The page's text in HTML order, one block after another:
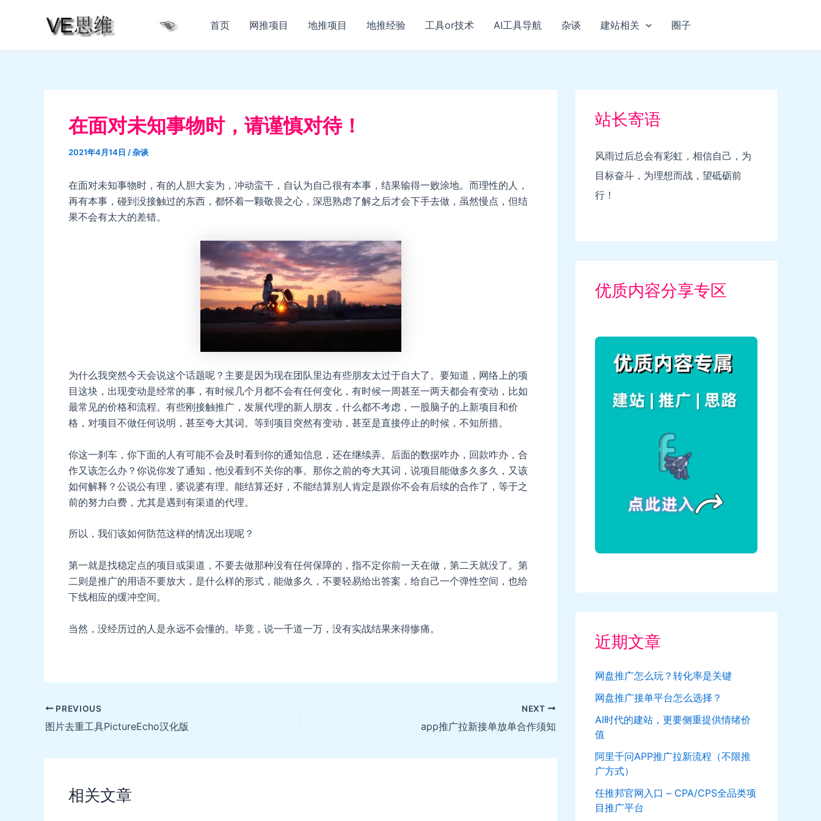
首页 网推项目 地推项目 地推经验 工具or技术 AI工具导航 杂谈 建站相关 圈子
在面对未知事物时，请谨慎对待！
2021年4月14日 /杂谈
在面对未知事物时，有的人胆大妄为，冲动蛮干，自认为自己很有本事，结果输得一败涂地。而理性的人，
再有本事，碰到没接触过的东西，都怀着一颗敬畏之心，深思熟虑了解之后才会下手去做，虽然慢点，但结
果不会有太大的差错。
为什么我突然今天会说这个话题呢？主要是因为现在团队里边有些朋友太过于自大了。要知道，网络上的项
目这块，出现变动是经常的事，有时候几个月都不会有任何变化，有时候一周甚至一两天都会有变动，比如
最常见的价格和流程。有些刚接触推广，发展代理的新人朋友，什么都不考虑，一股脑子的上新项目和价
格，对项目不做任何说明，甚至夸大其词。等到项目突然有变动，甚至是直接停止的时候，不知所措。
你这一刹车，你下面的人有可能不会及时看到你的通知信息，还在继续弄。后面的数据咋办，回款咋办，合
作又该怎么办？你说你发了通知，他没看到不关你的事。那你之前的夸大其词，说项目能做多久多久，又该
如何解释？公说公有理，婆说婆有理。能结算还好，不能结算别人肯定是跟你不会有后续的合作了，等于之
前的努力白费，尤其是遇到有渠道的代理。
所以，我们该如何防范这样的情况出现呢？
第一就是找稳定点的项目或渠道，不要去做那种没有任何保障的，指不定你前一天在做，第二天就没了。第
二则是推广的用语不要放大，是什么样的形式，能做多久，不要轻易给出答案，给自己一个弹性空间，也给
下线相应的缓冲空间。
当然，没经历过的人是永远不会懂的。毕竟，说一千道一万，没有实战结果来得惨痛。
Post
navigation
PREVIOUS
图片去重工具PictureEcho汉化版
NEXT
app推广拉新接单放单合作须知
相关文章
站长寄语
风雨过后总会有彩虹，相信自己，为
目标奋斗，为理想而战，望砥砺前
行！
优质内容分享专区
近期文章
网盘推广怎么玩？转化率是关键
网盘推广接单平台怎么选择？
AI时代的建站，更要侧重提供情绪价
值
阿里千问APP推广拉新流程（不限推
广方式）
任推邦官网入口 – CPA/CPS全品类项
目推广平台